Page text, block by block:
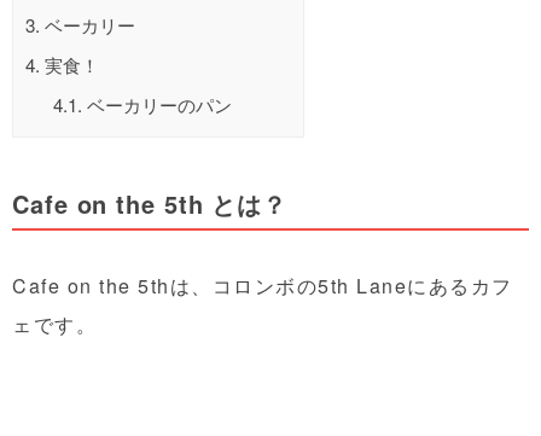
3. ベーカリー
4. 実食！
4.1. ベーカリーのパン
Cafe on the 5th とは？
Cafe on the 5thは、コロンボの5th Laneにあるカフ
ェです。